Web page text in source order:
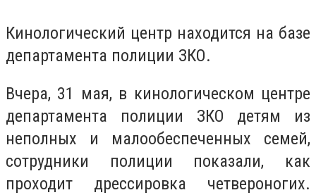
Кинологический центр находится на базе
департамента полиции ЗКО.
Вчера, 31 мая, в кинологическом центре
департамента полиции ЗКО детям из
неполных и малообеспеченных семей,
сотрудники полиции показали, как
проходит дрессировка четвероногих.